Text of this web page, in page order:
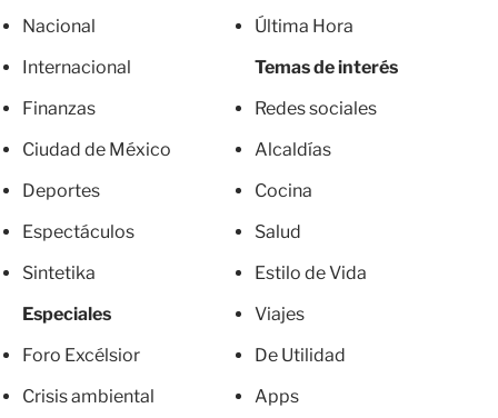
Nacional
Internacional
Finanzas
Ciudad de México
Deportes
Espectáculos
Sintetika
Especiales
Foro Excélsior
Crisis ambiental
Última Hora
Temas de interés
Redes sociales
Alcaldías
Cocina
Salud
Estilo de Vida
Viajes
De Utilidad
Apps